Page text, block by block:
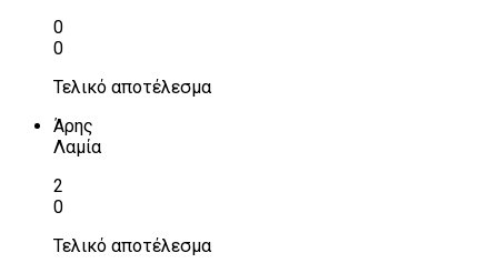
0
0
Τελικό αποτέλεσμα
Άρης
Λαμία
2
0
Τελικό αποτέλεσμα